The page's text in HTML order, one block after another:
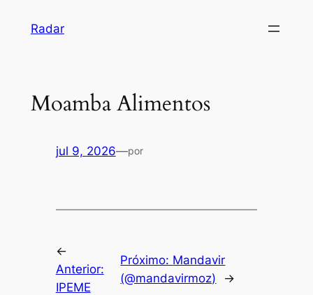
Radar
Moamba Alimentos
jul 9, 2026—por
←
Anterior:
IPEME
Próximo: Mandavir
(@mandavirmoz)
→